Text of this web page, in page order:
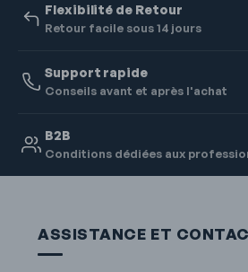
Flexibilité de Retour
Retour facile sous 14 jours
Support rapide
Conseils avant et après l'achat
B2B
Conditions dédiées aux
ASSISTANCE ET